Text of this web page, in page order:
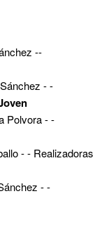
--
- -
Polvora - -
- - Realizadoras
- -